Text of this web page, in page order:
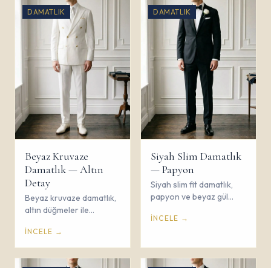
DAMATLIK
Beyaz Kruvaze
Damatlık — Altın
Detay
Beyaz kruvaze damatlık,
altın düğmeler ile
Çorum Savaş Giyim
damatlık koleksiyonu.
İNCELE →
DAMATLIK
Siyah Slim Damatlık
— Papyon
Siyah slim fit damatlık,
papyon ve beyaz gül
düğün şıklığı. Çorum
İNCELE →